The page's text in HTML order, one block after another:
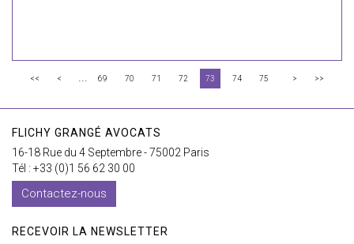
<< < ... 69 70 71 72 73 74 75 > >>
FLICHY GRANGÉ AVOCATS
16-18 Rue du 4 Septembre - 75002 Paris
Tél : +33 (0)1 56 62 30 00
Contactez-nous
RECEVOIR LA NEWSLETTER